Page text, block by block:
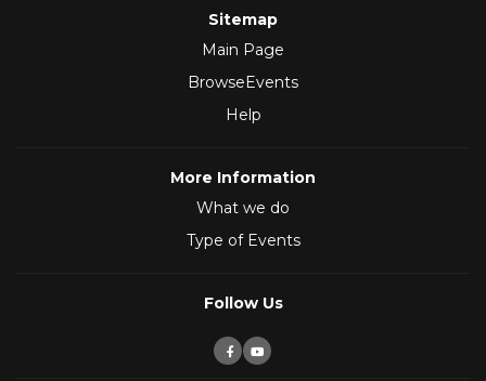
Sitemap
Main Page
BrowseEvents
Help
More Information
What we do
Type of Events
Follow Us